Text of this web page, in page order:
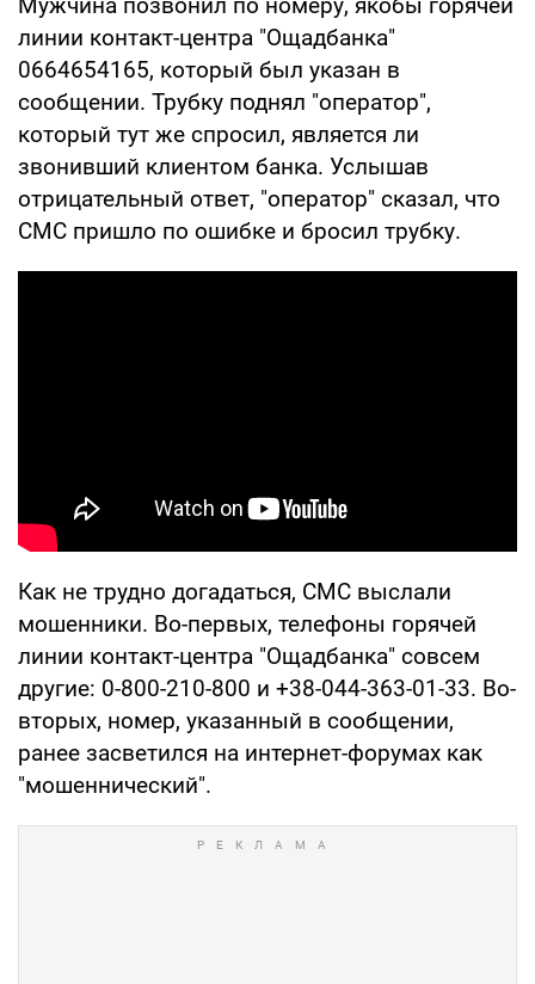
линии контакт-центра "Ощадбанка"
0664654165, который был указан в
сообщении. Трубку поднял "оператор",
который тут же спросил, является ли
звонивший клиентом банка. Услышав
отрицательный ответ, "оператор" сказал, что
СМС пришло по ошибке и бросил трубку.
Как не трудно догадаться, СМС выслали
мошенники. Во-первых, телефоны горячей
линии контакт-центра "Ощадбанка" совсем
другие: 0-800-210-800 и +38-044-363-01-33. Во-
вторых, номер, указанный в сообщении,
ранее засветился на интернет-форумах как
"мошеннический".